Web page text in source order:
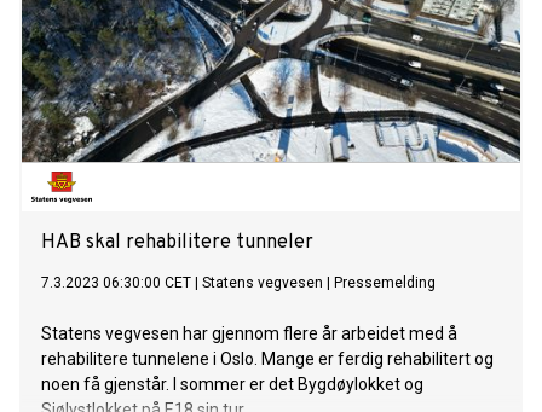
HAB skal rehabilitere tunneler
7.3.2023 06:30:00 CET Statens vegvesen Pressemelding
Statens vegvesen har gjennom flere år arbeidet med å
rehabilitere tunnelene i Oslo. Mange er ferdig rehabilitert og
noen få gjenstår. I sommer er det Bygdøylokket og